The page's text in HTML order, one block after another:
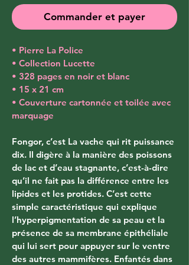
Commander et payer
• Pierre La Police
• Collection Lucette
• 328 pages en noir et blanc
• 15 x 21 cm
• Couverture cartonnée et toilée avec
marquage
Fongor, c’est La vache qui rit puissance
dix. Il digère à la manière des poissons
de lac et d’eau stagnante, c’est-à-dire
qu’il ne fait pas la différence entre les
lipides et les protides. C’est cette
simple caractéristique qui explique
l’hyperpigmentation de sa peau et la
présence de sa membrane épithéliale
qui lui sert pour appuyer sur le ventre
des autres mammifères. Enfantés dans